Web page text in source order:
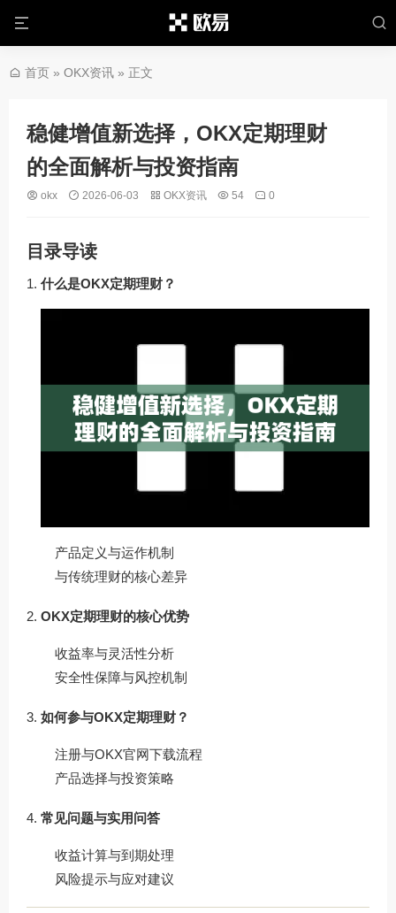
首页 » OKX资讯 » 正文
稳健增值新选择，OKX定期理财
的全面解析与投资指南
okx 2026-06-03 OKX资讯 54 0
目录导读
什么是OKX定期理财？
产品定义与运作机制
与传统理财的核心差异
OKX定期理财的核心优势
收益率与灵活性分析
安全性保障与风控机制
如何参与OKX定期理财？
注册与OKX官网下载流程
产品选择与投资策略
常见问题与实用问答
收益计算与到期处理
风险提示与应对建议